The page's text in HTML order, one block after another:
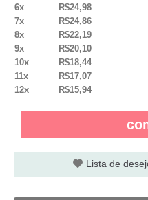
6x
R$24,98
7x
R$24,86
8x
R$22,19
9x
R$20,10
10x
R$18,44
11x
R$17,07
12x
R$15,94
Lista de